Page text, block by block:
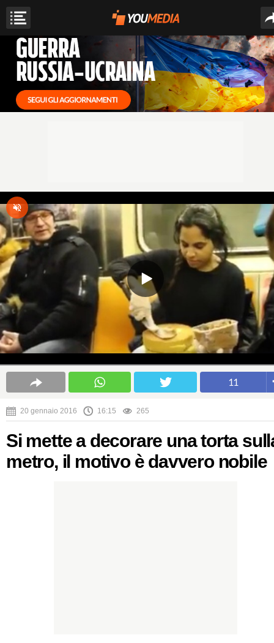
11
20 gennaio 2016 16:15 265
Si mette a decorare una torta
metro, il motivo è davvero nobile